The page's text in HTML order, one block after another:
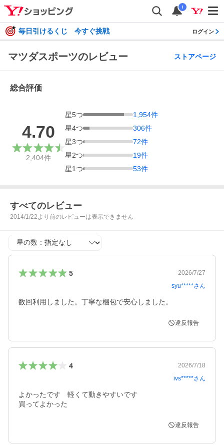
i
毎日引けるくじ 今すぐ挑戦 ログイン
マツダスポーツのレビュー ストアページ
総合評価
4.70
2,404件
星5つ 1,954件
星4つ 306件
星3つ 72件
星2つ 19件
星1つ 53件
すべてのレビュー
2014/1/22より前のレビューは表示できません
星の数
5
2026/7/27
syu*****さん
数回利用しました。丁寧な梱包で安心しました。
違反報告
4
2026/7/18
ivs*****さん
よかったです　軽くて動きやすいです
買ってよかった
違反報告